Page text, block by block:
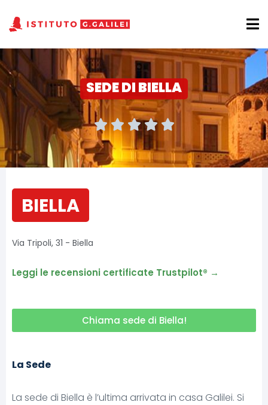
SEDE DI BIELLA
    
BIELLA
Via Tripoli, 31 - Biella
Leggi le recensioni certificate Trustpilot® →
Chiama sede di Biella!
La Sede
La sede di Biella è l’ultima arrivata in casa Galilei. Si